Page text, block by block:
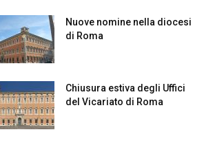
Nuove nomine nella diocesi
di Roma
Chiusura estiva degli Uffici
del Vicariato di Roma